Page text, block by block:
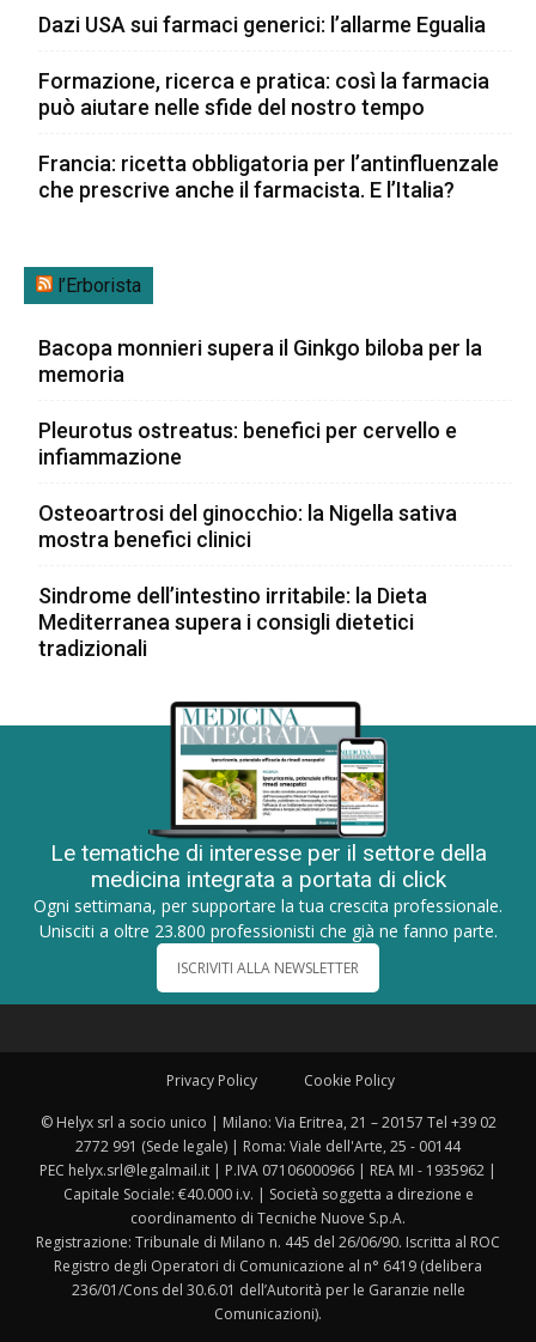
Dazi USA sui farmaci generici: l’allarme Egualia
Formazione, ricerca e pratica: così la farmacia
può aiutare nelle sfide del nostro tempo
Francia: ricetta obbligatoria per l’antinfluenzale
che prescrive anche il farmacista. E l’Italia?
l’Erborista
Bacopa monnieri supera il Ginkgo biloba per la
memoria
Pleurotus ostreatus: benefici per cervello e
infiammazione
Osteoartrosi del ginocchio: la Nigella sativa
mostra benefici clinici
Sindrome dell’intestino irritabile: la Dieta
Mediterranea supera i consigli dietetici
tradizionali
Le tematiche di interesse per il settore della
medicina integrata a portata di click
Ogni settimana, per supportare la tua crescita professionale.
Unisciti a oltre 23.800 professionisti che già ne fanno parte.
ISCRIVITI ALLA NEWSLETTER
Privacy Policy Cookie Policy
© Helyx srl a socio unico | Milano: Via Eritrea, 21 – 20157 Tel +39 02
2772 991 (Sede legale) | Roma: Viale dell'Arte, 25 - 00144
PEC helyx.srl@legalmail.it | P.IVA 07106000966 | REA MI - 1935962 |
Capitale Sociale: €40.000 i.v. | Società soggetta a direzione e
coordinamento di Tecniche Nuove S.p.A.
Registrazione: Tribunale di Milano n. 445 del 26/06/90. Iscritta al ROC
Registro degli Operatori di Comunicazione al n° 6419 (delibera
236/01/Cons del 30.6.01 dell’Autorità per le Garanzie nelle
Comunicazioni).